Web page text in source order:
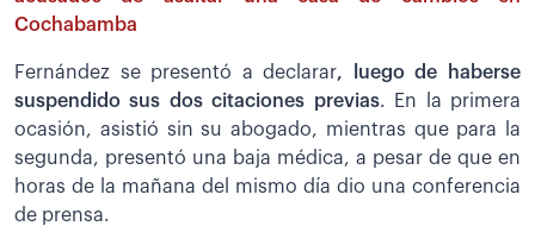
Cochabamba
Fernández se presentó a declarar, luego de haberse
suspendido sus dos citaciones previas. En la primera
ocasión, asistió sin su abogado, mientras que para la
segunda, presentó una baja médica, a pesar de que en
horas de la mañana del mismo día dio una conferencia
de prensa.